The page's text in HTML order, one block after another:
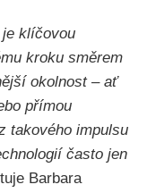
klíčovou
kroku směrem
okolnost – ať
přímou
takového impulsu
často jen
Barbara